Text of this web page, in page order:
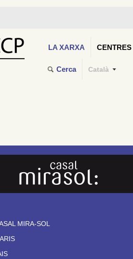
LA XARXA CENTRES
Cerca Català
MIRA-SOL